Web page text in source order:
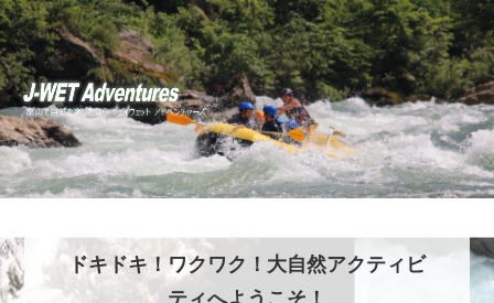
ドキドキ！ワクワク！大自然アクティビ